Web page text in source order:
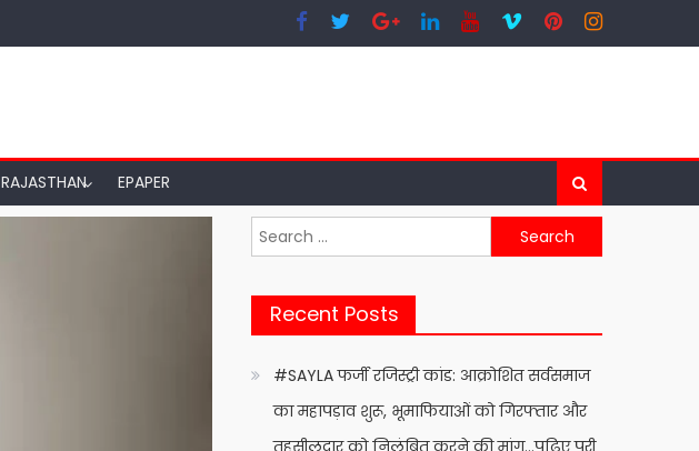
RAJASTHAN EPAPER
Search
for:
Recent Posts
#SAYLA फर्जी रजिस्ट्री कांड: आक्रोशित सर्वसमाज
का महापड़ाव शुरू, भूमाफियाओं को गिरफ्तार और
तहसीलदार को निलंबित करने की मांग…पढ़िए पूरी